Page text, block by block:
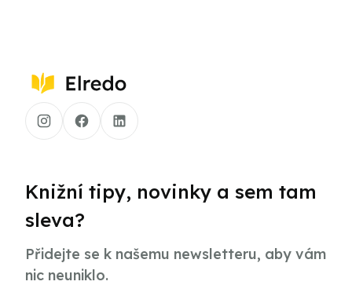
Knižní tipy, novinky a sem tam
sleva?
Přidejte se k našemu newsletteru, aby vám
nic neuniklo.